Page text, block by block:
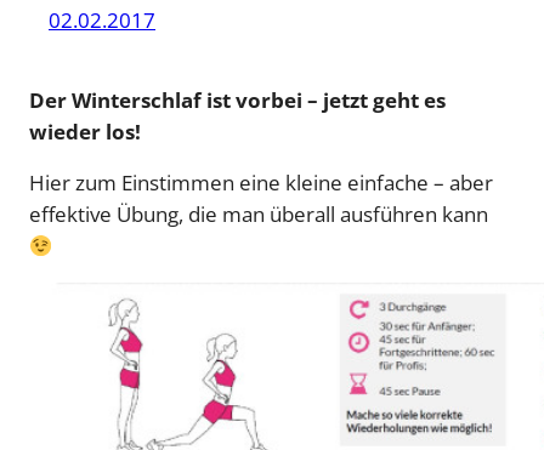
02.02.2017
Der Winterschlaf ist vorbei – jetzt geht es
wieder los!
Hier zum Einstimmen eine kleine einfache – aber
effektive Übung, die man überall ausführen kann